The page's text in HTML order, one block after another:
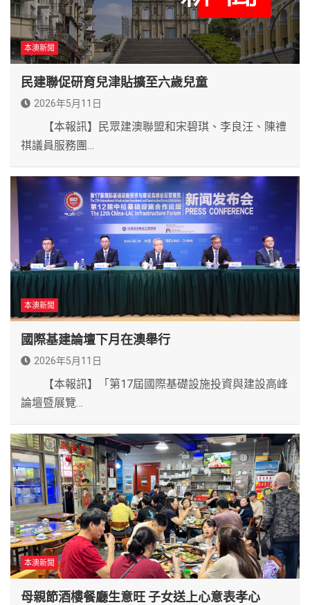
本澳新聞
民建聯促研育兒津貼擴至六歲兒童
2026年5月11日
【本報訊】民眾建澳聯盟和宋碧琪、李良汪、陳禮
祺議員服務團…
本澳新聞
國際基建論壇下月在澳舉行
2026年5月11日
【本報訊】「第17屆國際基礎設施投資與建設高峰
論壇暨展覽…
本澳新聞
母親節酒樓餐廳生意旺 子女送上心意表孝心